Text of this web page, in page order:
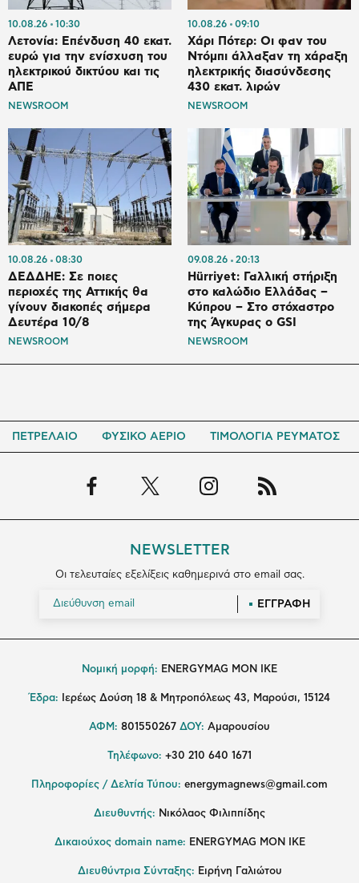
10.08.26 10:30
Λετονία: Επένδυση 40 εκατ.
ευρώ για την ενίσχυση του
ηλεκτρικού δικτύου και τις
ΑΠΕ
NEWSROOM
10.08.26 09:10
Χάρι Πότερ: Οι φαν του
Ντόμπι άλλαξαν τη χάραξη
ηλεκτρικής διασύνδεσης
430 εκατ. λιρών
NEWSROOM
10.08.26 08:30
ΔΕΔΔΗΕ: Σε ποιες
περιοχές της Αττικής θα
γίνουν διακοπές σήμερα
Δευτέρα 10/8
NEWSROOM
09.08.26 20:13
Hürriyet: Γαλλική στήριξη
στο καλώδιο Ελλάδας –
Κύπρου – Στο στόχαστρο
της Άγκυρας ο GSI
NEWSROOM
ΠΕΤΡΕΛΑΙΟ ΦΥΣΙΚΟ ΑΕΡΙΟ ΤΙΜΟΛΟΓΙΑ ΡΕΥΜΑΤΟΣ
NEWSLETTER
Οι τελευταίες εξελίξεις καθημερινά στο email σας.
ΕΓΓΡΑΦΗ
Νομική μορφή: ENERGYMAG MON IKE
Έδρα: Ιερέως Δούση 18 & Μητροπόλεως 43, Μαρούσι, 15124
ΑΦΜ: 801550267 ΔΟΥ: Αμαρουσίου
Τηλέφωνο: +30 210 640 1671
Πληροφορίες / Δελτία Τύπου: energymagnews@gmail.com
Διευθυντής: Νικόλαος Φιλιππίδης
Δικαιούχος domain name: ENERGYMAG ΜΟΝ ΙΚΕ
Διευθύντρια Σύνταξης: Ειρήνη Γαλιώτου